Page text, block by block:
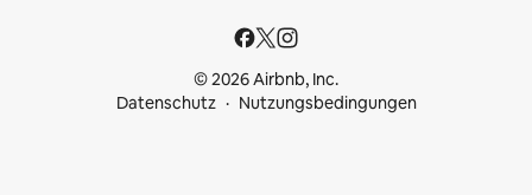
© 2026 Airbnb, Inc.
Datenschutz
Nutzungsbedingungen